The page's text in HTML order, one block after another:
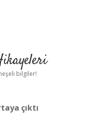
bilgiler!
çıktı